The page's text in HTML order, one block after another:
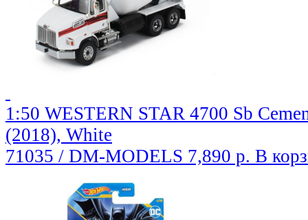
1:50 WESTERN STAR 4700 Sb
(2018), White
71035 / DM-MODELS 7,890 р. В